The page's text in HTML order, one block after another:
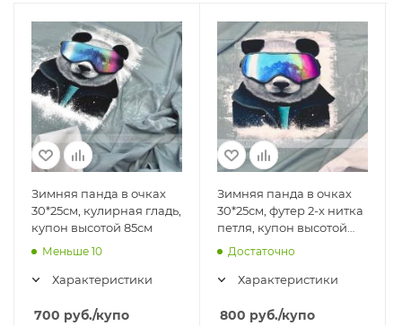
Зимняя панда в очках
30*25см, кулирная гладь,
купон высотой 85см
Меньше 10
Характеристики
700 руб./купо
Зимняя панда в очках
30*25см, футер 2-х нитка
петля, купон высотой
85см
Достаточно
Характеристики
800 руб./купо